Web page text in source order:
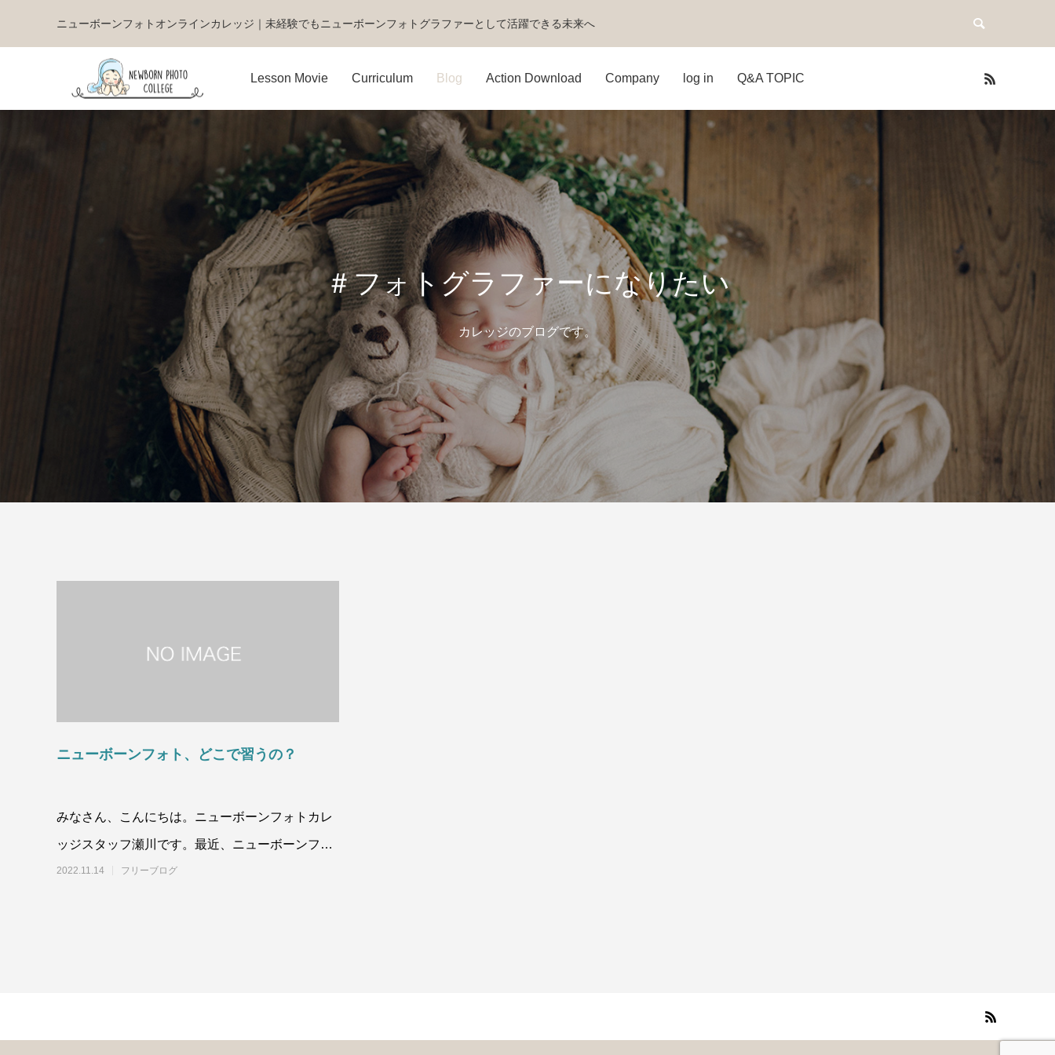
ニューボーンフォトオンラインカレッジ｜未経験でもニューボーンフォトグラファーとして活躍できる未来へ
Lesson Movie Curriculum Blog Action Download Company log in Q&A TOPIC
＃フォトグラファーになりたい
カレッジのブログです。
ニューボーンフォト、どこで習うの？
みなさん、こんにちは。ニューボーンフォトカレ
ッジスタッフ瀬川です。最近、ニューボーンフォ
トグラファーになりたい！という方が
2022.11.14 フリーブログ